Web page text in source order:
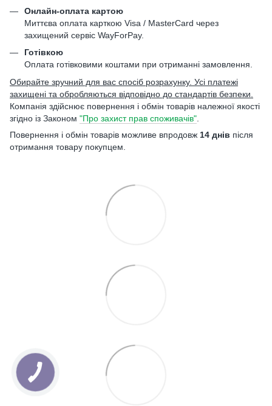
Онлайн-оплата картою
Миттєва оплата карткою Visa / MasterCard через
захищений сервіс WayForPay.
Готівкою
Оплата готівковими коштами при отриманні замовлення.
Обирайте зручний для вас спосіб розрахунку. Усі платежі
захищені та обробляються відповідно до стандартів безпеки.
Компанія здійснює повернення і обмін товарів належної якості
згідно із Законом "Про захист прав споживачів"
Повернення і обмін товарів можливе впродовж 14 днів після
отримання товару покупцем.